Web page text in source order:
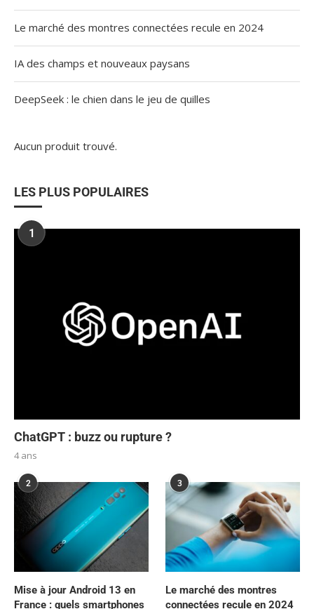
Le marché des montres connectées recule en 2024
IA des champs et nouveaux paysans
DeepSeek : le chien dans le jeu de quilles
Aucun produit trouvé.
LES PLUS POPULAIRES
1
ChatGPT : buzz ou rupture ?
4 ans
2
Mise à jour Android 13 en
France : quels smartphones
3
Le marché des montres
connectées recule en 2024